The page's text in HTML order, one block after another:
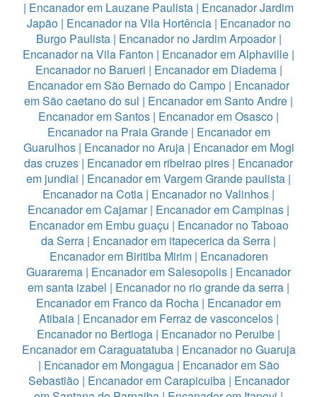
| Encanador em Lauzane Paulista | Encanador Jardim
Japão| Encanador na Vila Hortência| Encanador no
Burgo Paulista| Encanador no Jardim Arpoador|
Encanador na Vila Fanton | Encanador em Alphaville |
Encanador no Barueri | Encanador em Diadema|
Encanador em São Bernado do Campo | Encanador
em São caetano do sul | Encanador em Santo Andre |
Encanador em Santos | Encanador em Osasco |
Encanador na Praia Grande| Encanador em
Guarulhos| Encanador no Aruja| Encanador em Mogi
das cruzes | Encanador em ribeirao pires | Encanador
em jundiai | Encanador em Vargem Grande paulista |
Encanador na Cotia | Encanador no Valinhos |
Encanador em Cajamar| Encanador em Campinas |
Encanador em Embu guaçu | Encanador no Taboao
da Serra | Encanador em itapecerica da Serra |
Encanador em Biritiba Mirim| Encanadoren
Guararema | Encanador em Salesopolis | Encanador
em santa izabel | Encanador no rio grande da serra |
Encanador em Franco da Rocha | Encanador em
Atibaia| Encanador em Ferraz de vasconcelos|
Encanador no Bertioga | Encanador no Peruibe |
Encanador em Caraguatatuba| Encanador no Guaruja
| Encanador em Mongagua| Encanador em São
Sebastião| Encanador em Carapicuiba| Encanador